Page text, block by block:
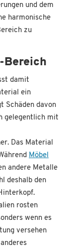
und dem
harmonische
zu
Bereich
damit
ein
Schäden davon
gelegentlich mit
Das Material
Möbel
andere Metalle
deshalb den
rosten
wenn es
versehen